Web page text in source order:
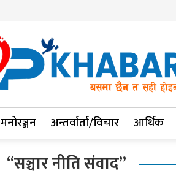
मनोरञ्जन अन्तर्वार्ता/विचार आर्थिक
“सञ्चार नीति संवाद”